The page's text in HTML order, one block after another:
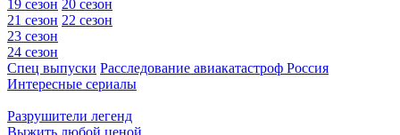
19 сезон 20 сезон
21 сезон 22 сезон
23 сезон
24 сезон
Спец выпуски Расследование авиакатастроф Россия
Интересные сериалы
Разрушители легенд
Выжить любой ценой